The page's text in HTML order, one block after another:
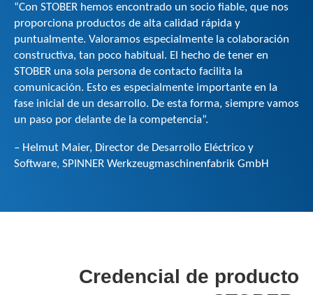
“Con STOBER hemos encontrado un socio fiable, que nos
proporciona productos de alta calidad rápida y
puntualmente. Valoramos especialmente la colaboración
constructiva, tan poco habitual. El hecho de tener en
STOBER una sola persona de contacto facilita la
comunicación. Esto es especialmente importante en la
fase inicial de un desarrollo. De esta forma, siempre vamos
un paso por delante de la competencia”.
– Helmut Maier, Director de Desarrollo Eléctrico y
Software, SPINNER Werkzeugmaschinenfabrik GmbH
Credencial de producto